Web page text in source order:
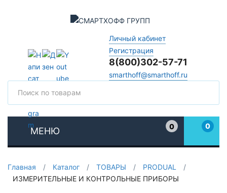
Личный кабинет
Регистрация
8(800)302-57-71
smarthoff@smarthoff.ru
МЕНЮ
0
0
Главная / Каталог / ТОВАРЫ / PRODUAL
/
ИЗМЕРИТЕЛЬНЫЕ И КОНТРОЛЬНЫЕ ПРИБОРЫ